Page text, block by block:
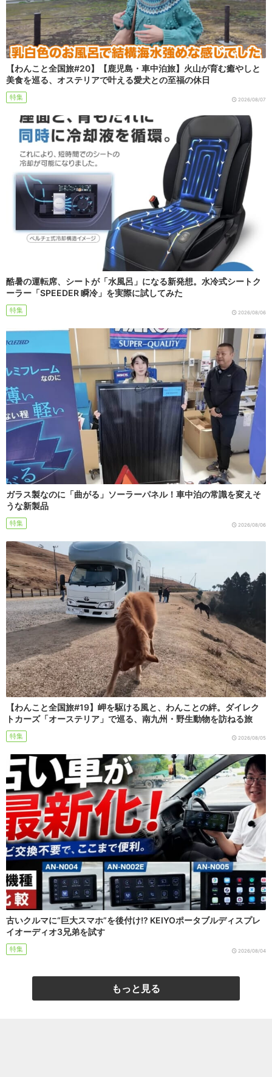
【わんこと全国旅#20】【鹿児島・車中泊旅】火山が育む癒やしと
美食を巡る、オステリアで叶える愛犬との至福の休日
特集 2026/08/07
酷暑の運転席、シートが「水風呂」になる新発想。水冷式シートク
ーラー「SPEEDER 瞬冷」を実際に試してみた
特集 2026/08/06
ガラス製なのに「曲がる」ソーラーパネル！車中泊の常識を変えそ
うな新製品
特集 2026/08/06
【わんこと全国旅#19】岬を駆ける風と、わんことの絆。ダイレク
トカーズ「オーステリア」で巡る、南九州・野生動物を訪ねる旅
特集 2026/08/05
古いクルマに“巨大スマホ”を後付け!? KEIYOポータブルディスプレ
イオーディオ3兄弟を試す
特集 2026/08/04
もっと見る